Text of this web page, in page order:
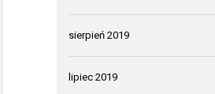
sierpień 2019
lipiec 2019